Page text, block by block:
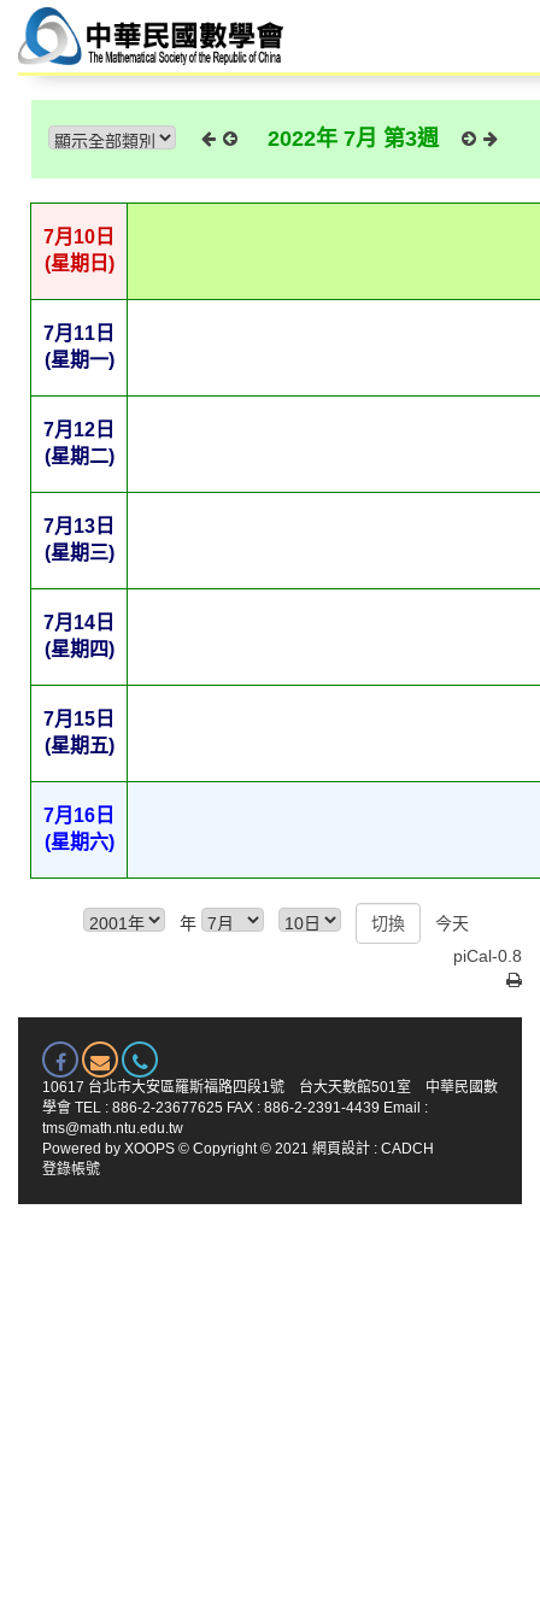
2022年 7月 第3週
7月10日
(星期日)
7月11日
(星期一)
7月12日
(星期二)
7月13日
(星期三)
7月14日
(星期四)
7月15日
(星期五)
7月16日
(星期六)
年
今天
piCal-0.8
10617 台北市大安區羅斯福路四段1號 台大天數館501室 中華民國數
學會 TEL : 886-2-23677625 FAX : 886-2-2391-4439 Email :
tms@math.ntu.edu.tw
Powered by XOOPS © Copyright © 2021 網頁設計 : CADCH
登錄帳號